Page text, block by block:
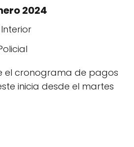
2024
el cronograma de pagos
inicia desde el martes